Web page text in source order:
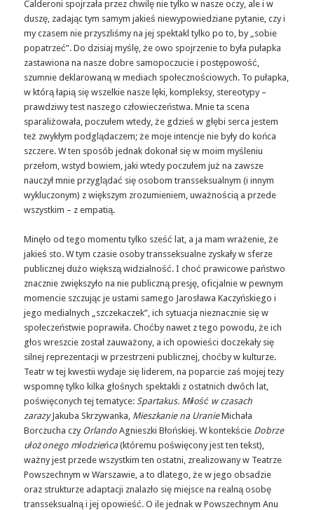
Calderoni spojrzała przez chwilę nie tylko w nasze oczy, ale i w
duszę, zadając tym samym jakieś niewypowiedziane pytanie, czy i
my czasem nie przyszliśmy na jej spektakl tylko po to, by „sobie
popatrzeć”. Do dzisiaj myślę, że owo spojrzenie to była pułapka
zastawiona na nasze dobre samopoczucie i postępowość,
szumnie deklarowaną w mediach społecznościowych. To pułapka,
w którą łapią się wszelkie nasze lęki, kompleksy, stereotypy –
prawdziwy test naszego człowieczeństwa. Mnie ta scena
sparaliżowała, poczułem wtedy, że gdzieś w głębi serca jestem
też zwykłym podglądaczem; że moje intencje nie były do końca
szczere. W ten sposób jednak dokonał się w moim myśleniu
przełom, wstyd bowiem, jaki wtedy poczułem już na zawsze
nauczył mnie przyglądać się osobom transseksualnym (i innym
wykluczonym) z większym zrozumieniem, uważnością a przede
wszystkim – z empatią.
Minęło od tego momentu tylko sześć lat, a ja mam wrażenie, że
jakieś sto. W tym czasie osoby transseksualne zyskały w sferze
publicznej dużo większą widzialność. I choć prawicowe państwo
znacznie zwiększyło na nie publiczną presję, oficjalnie w pewnym
momencie szczując je ustami samego Jarosława Kaczyńskiego i
jego medialnych „szczekaczek”, ich sytuacja nieznacznie się w
społeczeństwie poprawiła. Choćby nawet z tego powodu, że ich
głos wreszcie został zauważony, a ich opowieści doczekały się
silnej reprezentacji w przestrzeni publicznej, choćby w kulturze.
Teatr w tej kwestii wydaje się liderem, na poparcie zaś mojej tezy
wspomnę tylko kilka głośnych spektakli z ostatnich dwóch lat,
poświęconych tej tematyce: Spartakus. Miłość w czasach
zarazyJakuba Skrzywanka, Mieszkanie na UranieMichała
Borczucha czy OrlandoAgnieszki Błońskiej. W kontekście Dobrze
ułożonego młodzieńca(któremu poświęcony jest ten tekst),
ważny jest przede wszystkim ten ostatni, zrealizowany w Teatrze
Powszechnym w Warszawie, a to dlatego, że w jego obsadzie
oraz strukturze adaptacji znalazło się miejsce na realną osobę
transseksualną i jej opowieść. O ile jednak w Powszechnym Anu